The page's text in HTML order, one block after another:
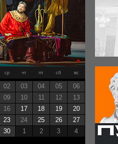
ср чт пт сб вс
02 03 04 05
06
09 10 11 12
13
16 17 18 19
20
23 24 25 26
27
30 1 2 3 4